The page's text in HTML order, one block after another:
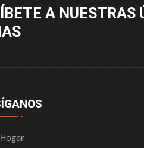
A NUESTRAS
Hogar